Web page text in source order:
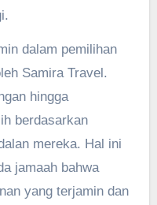
dalam pemilihan
Samira Travel.
hingga
berdasarkan
mereka. Hal ini
jamaah bahwa
yang terjamin dan